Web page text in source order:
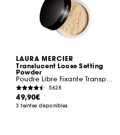
LAURA MERCIER
Translucent Loose Setting
Powder
Poudre Libre Fixante Transparente
5628
49,90€
3 teintes disponibles